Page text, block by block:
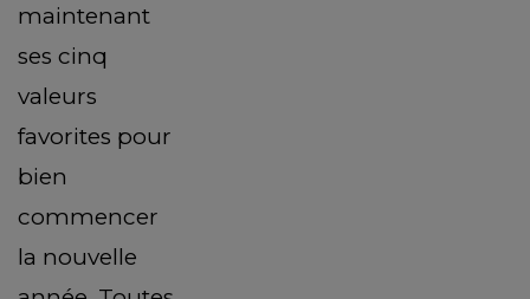
maintenant
ses cinq
valeurs
favorites pour
bien
commencer
la nouvelle